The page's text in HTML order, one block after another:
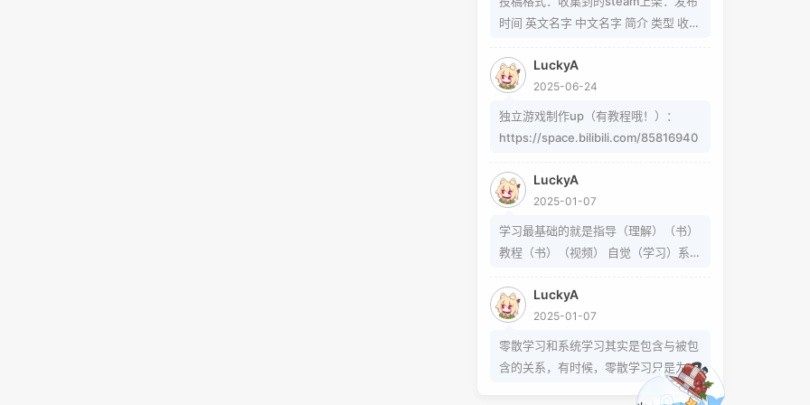
题可以在这里找到
4913586/answer/809280189
https://www.zhihu.com/question/3
Cambria Math和Helvetica字体弄出来
的 但经过试验发现并不是这样搞出来
怎么打的就不需要我教了 上标:sup 下
标:sub 上标:上标文字 下标:下标文字
当然网页中就需要代码了
时间 英文名字 中文名字 简介 类型 收集
类型 作者 b站地址（空间） 宣传视频
地址
LuckyA
2025-06-24
独立游戏制作up（有教程哦！）：
https://space.bilibili.com/85816940
LuckyA
2025-01-07
学习最基础的就是指导（理解）（书）
教程（书）（视频） 自觉（学习）系统
外得到方法的一条途径
LuckyA
2025-01-07
零散学习和系统学习其实是包含与被包
含的关系，有时候，零散学习只是为了
达成某个小的目的，掌握某个操作或解
已链接至主星
PROTOCOL: GALAXY-X9
次元时间
恒星已链接